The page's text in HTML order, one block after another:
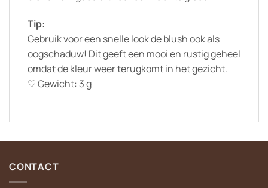
Tip:
Gebruik voor een snelle look de blush ook als
oogschaduw! Dit geeft een mooi en rustig geheel
omdat de kleur weer terugkomt in het gezicht.
♡ Gewicht: 3 g
CONTACT